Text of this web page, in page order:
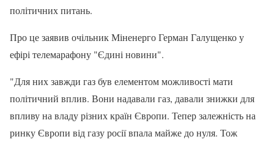
політичних питань.
Про це заявив очільник Міненерго Герман Галущенко у
ефірі телемарафону "Єдині новини".
"Для них завжди газ був елементом можливості мати
політичний вплив. Вони надавали газ, давали знижки для
впливу на владу різних країн Європи. Тепер залежність на
ринку Європи від газу росії впала майже до нуля. Тож